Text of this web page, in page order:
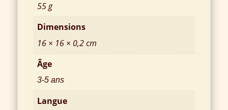
55 g
Dimensions
16 × 16 × 0,2 cm
Âge
3-5 ans
Langue